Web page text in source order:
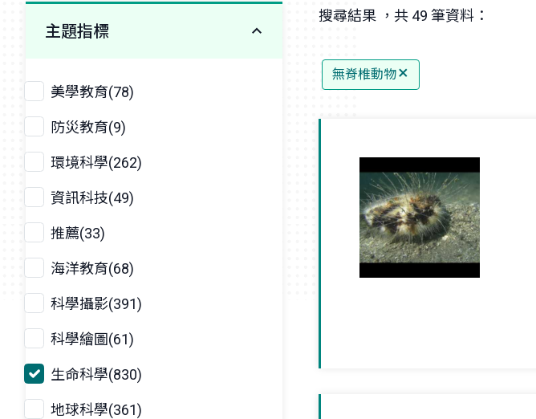
主題指標
美學教育(78)
防災教育(9)
環境科學(262)
資訊科技(49)
推薦(33)
海洋教育(68)
科學攝影(391)
科學繪圖(61)
生命科學(830)
地球科學(361)
搜尋結果 ，共 49 筆資料：
無脊椎動物